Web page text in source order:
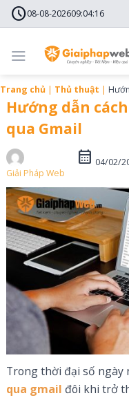
contentschedule08-08-202609:04:18
Trang chủ | Thủ thuật |
Hướng dẫn
qua Gmail
Giải Pháp Web
calendar_month 04/02/
Trong thời đại số ngày
qua gmail đôi khi trở